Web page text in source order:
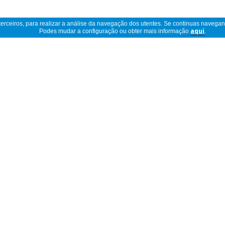
para realizar a análise da navegação dos utentes. Se continuas
Podes mudar a configuração ou obter mais informação aquí.